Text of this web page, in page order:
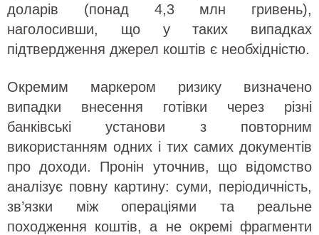
доларів (понад 4,3 млн гривень),
наголосивши, що у таких випадках
підтвердження джерел коштів є необхідністю.
Окремим маркером ризику визначено
випадки внесення готівки через різні
банківські установи з повторним
використанням одних і тих самих документів
про доходи. Пронін уточнив, що відомство
аналізує повну картину: суми, періодичність,
зв’язки між операціями та реальне
походження коштів, а не окремі фрагменти